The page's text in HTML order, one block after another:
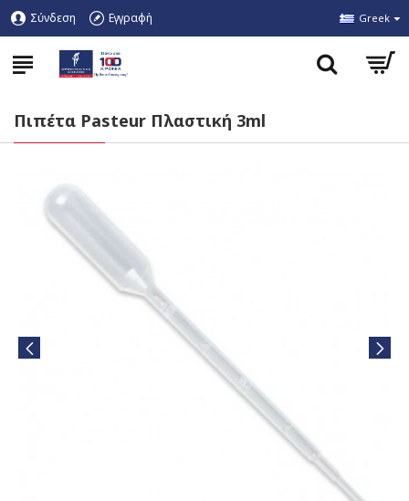
Σύνδεση Εγγραφή Greek
Πιπέτα Pasteur Πλαστική 3ml